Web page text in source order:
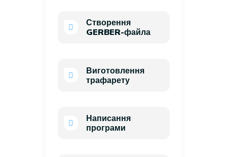
Створення
GERBER-файла
Виготовлення
трафарету
Написання
програми